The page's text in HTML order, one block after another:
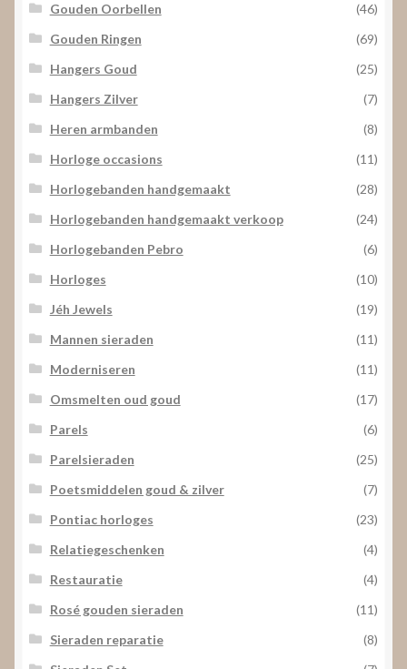
Gouden Oorbellen
(46)
Gouden Ringen
(69)
Hangers Goud
(25)
Hangers Zilver
(7)
Heren armbanden
(8)
Horloge occasions
(11)
Horlogebanden handgemaakt
(28)
Horlogebanden handgemaakt verkoop
(24)
Horlogebanden Pebro
(6)
Horloges
(10)
Jéh Jewels
(19)
Mannen sieraden
(11)
Moderniseren
(11)
Omsmelten oud goud
(17)
Parels
(6)
Parelsieraden
(25)
Poetsmiddelen goud & zilver
(7)
Pontiac horloges
(23)
Relatiegeschenken
(4)
Restauratie
(4)
Rosé gouden sieraden
(11)
Sieraden reparatie
(8)